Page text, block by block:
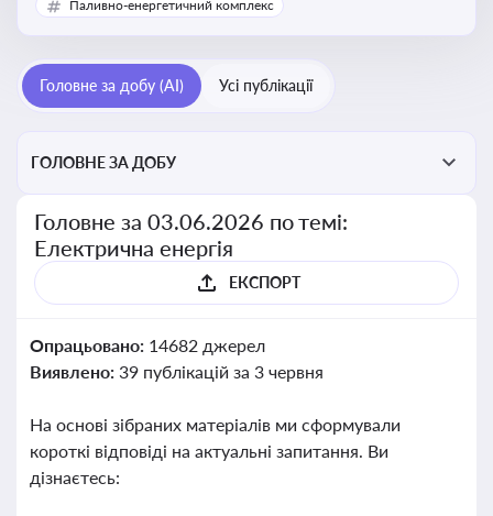
стимули для відновлюваної енергетики
Паливно-енергетичний комплекс
Головне за добу (AI) Усі публікації
ГОЛОВНЕ ЗА ДОБУ
Головне за 03.06.2026 по темі:
Електрична енергія
ЕКСПОРТ
Опрацьовано: 14682 джерел
Виявлено: 39 публікацій за 3 червня
На основі зібраних матеріалів ми сформували
короткі відповіді на актуальні запитання. Ви
дізнаєтесь: